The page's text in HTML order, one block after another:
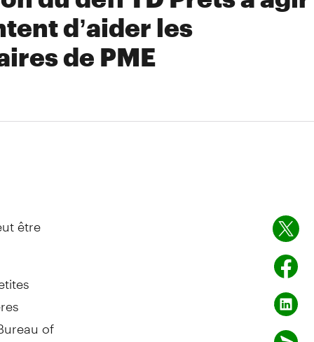
d’aider les
de PME
être
of